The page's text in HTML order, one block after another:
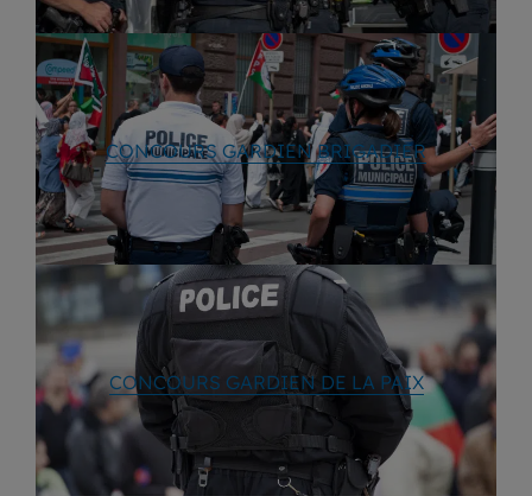
CONCOURS GARDIEN BRIGADIER
CONCOURS GARDIEN DE LA PAIX